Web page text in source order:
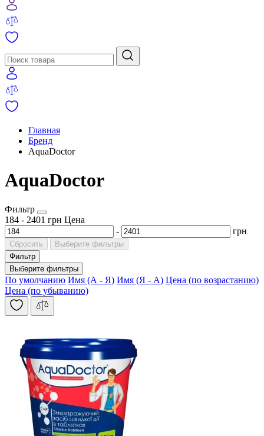
Главная
Бренд
AquaDoctor
AquaDoctor
Фильтр
184 - 2401 грн Цена
-
грн
Сбросить
Выберите фильтры
Фильтр
Выберите фильтры
По умолчанию Имя (А - Я) Имя (Я - А) Цена (по возрастанию)
Цена (по убыванию)